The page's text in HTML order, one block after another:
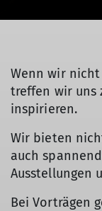
Wenn wir
treffen wir uns
inspirieren.
Wir bieten
auch
Ausstellungen
Bei Vorträgen